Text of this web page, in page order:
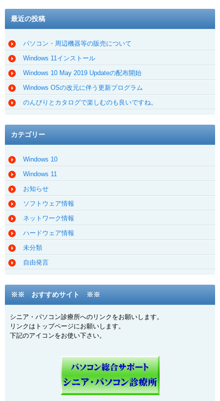
最近の投稿
パソコン・周辺機器等の販売について
Windows 11インストール
Windows 10 May 2019 Updateの配布開始
Windows OSの改元に伴う更新プログラム
のんびりとカタログで楽しむのも良いですね。
カテゴリー
Windows 10
Windows 11
お知らせ
ソフトウェア情報
ネットワーク情報
ハードウェア情報
未分類
自由発言
※※ おすすめサイト ※※
シニア・パソコン診療所へのリンクをお願いします。
リンクはトップページにお願いします。
下記のアイコンをお使い下さい。